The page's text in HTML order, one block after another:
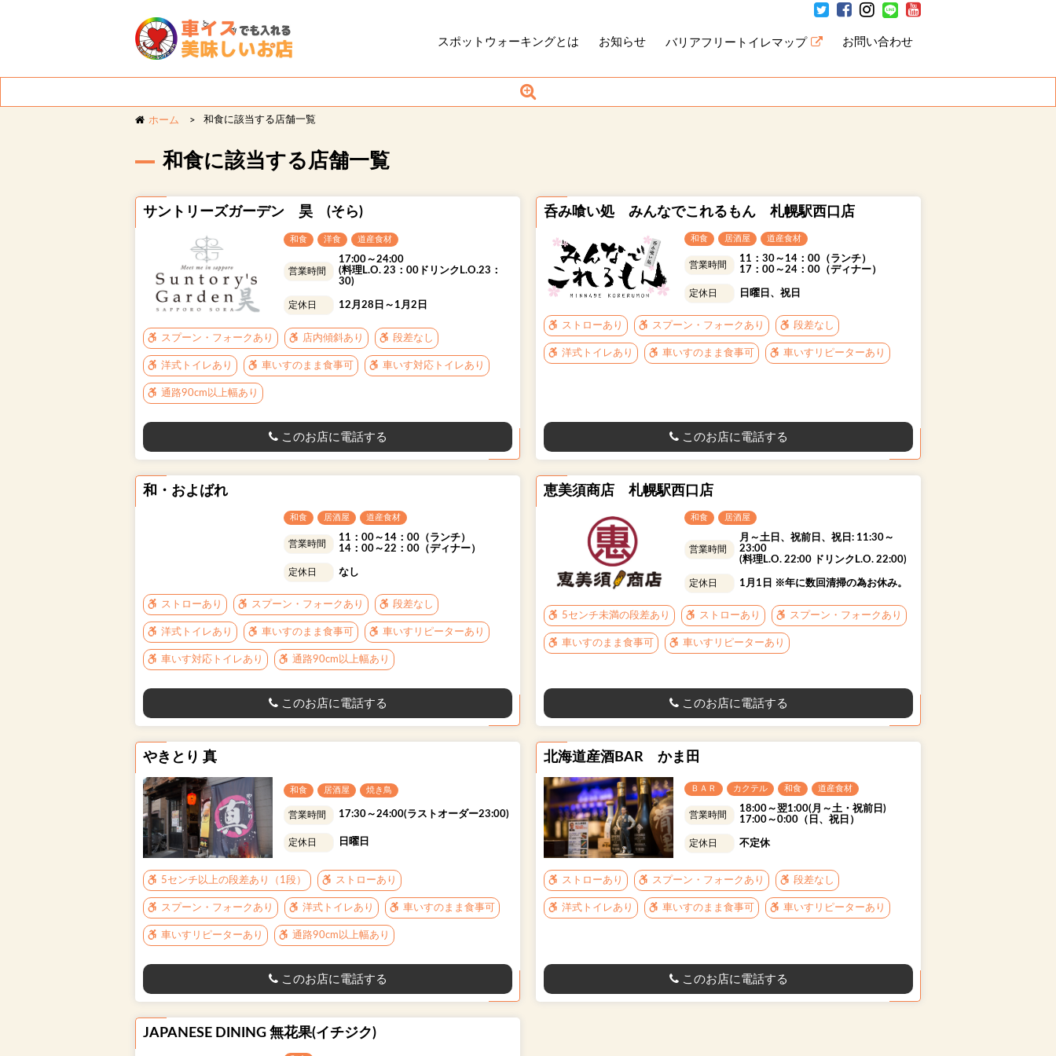
スポットウォーキングとは お知らせ バリアフリートイレマップ お問い合わせ
カフェ ジンギスカン イタリアン ラウンジ
スイーツ ショー カクテル
ガールズバー 焼き鳥 道産食材
ユニバーサル対応状況から探す
ホーム 和食に該当する店舗一覧
和食に該当する店舗一覧
サントリーズガーデン 昊 (そら)
和食 洋食 道産食材
営業時間
17:00～24:00
(料理L.O. 23：00ドリンクL.O.23：
30)
定休日 12月28日～1月2日
スプーン・フォークあり 店内傾斜あり 段差なし
洋式トイレあり 車いすのまま食事可 車いす対応トイレあり
通路90cm以上幅あり
このお店に電話する
呑み喰い処 みんなでこれるもん 札幌駅西口店
和食 居酒屋 道産食材
営業時間
11：30～14：00（ランチ）
17：00～24：00（ディナー）
定休日 日曜日、祝日
ストローあり スプーン・フォークあり 段差なし
洋式トイレあり 車いすのまま食事可 車いすリピーターあり
このお店に電話する
和・およばれ
和食 居酒屋 道産食材
営業時間
11：00～14：00（ランチ）
14：00～22：00（ディナー）
定休日 なし
ストローあり スプーン・フォークあり 段差なし
洋式トイレあり 車いすのまま食事可 車いすリピーターあり
車いす対応トイレあり 通路90cm以上幅あり
このお店に電話する
恵美須商店 札幌駅西口店
和食 居酒屋
営業時間
月～土日、祝前日、祝日: 11:30～
23:00
(料理L.O. 22:00 ドリンクL.O. 22:00)
定休日 1月1日 ※年に数回清掃の為お休み。
5センチ未満の段差あり ストローあり スプーン・フォークあり
車いすのまま食事可 車いすリピーターあり
このお店に電話する
やきとり 真
和食 居酒屋 焼き鳥
営業時間 17:30～24:00(ラストオーダー23:00)
定休日 日曜日
5センチ以上の段差あり（1段） ストローあり
スプーン・フォークあり 洋式トイレあり 車いすのまま食事可
車いすリピーターあり 通路90cm以上幅あり
このお店に電話する
北海道産酒BAR かま田
ＢＡＲ カクテル 和食 道産食材
営業時間
18:00～翌1:00(月～土・祝前日)
17:00～0:00（日、祝日）
定休日 不定休
ストローあり スプーン・フォークあり 段差なし
洋式トイレあり 車いすのまま食事可 車いすリピーターあり
このお店に電話する
JAPANESE DINING 無花果(イチジク)